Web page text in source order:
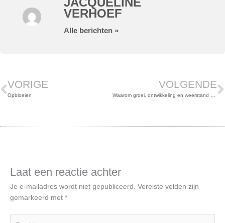
VERHOEF
Alle berichten »
Vorige
VORIGE
Opbloeien
VOLGENDE
Waarom groei, ontwikkeling en weerstand bij elkaar horen
Laat een reactie achter
Je e-mailadres wordt niet gepubliceerd. Vereiste velden zijn
gemarkeerd met *